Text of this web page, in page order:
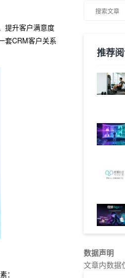
提升客户满意度
套CRM客户关系
：
搜索
推荐
数据声明
文章内数据